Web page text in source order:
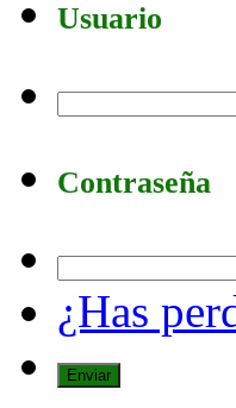
Usuario
Contraseña
¿Has